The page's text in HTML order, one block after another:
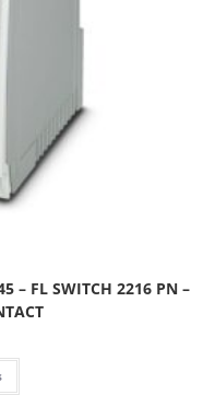
– FL SWITCH 2216 PN –